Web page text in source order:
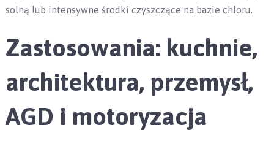
solną lub intensywne środki czyszczące na bazie chloru.
Zastosowania: kuchnie,
architektura, przemysł,
AGD i motoryzacja